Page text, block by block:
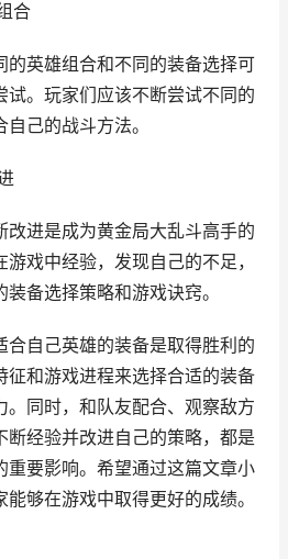
合
的英雄组合和不同的装备选择可
试。玩家们应该不断尝试不同的
己的战斗方法。
改进是成为黄金局大乱斗高手的
戏中经验，发现自己的不足，
备选择策略和游戏诀窍。
合自己英雄的装备是取得胜利的
征和游戏进程来选择合适的装备
。同时，和队友配合、观察敌方
断经验并改进自己的策略，都是
重要影响。希望通过这篇文章小
够在游戏中取得更好的成绩。